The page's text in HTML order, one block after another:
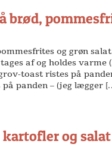
brød,
og grøn
af og holdes
toast ristes på
panden – (jeg lægger
og salat